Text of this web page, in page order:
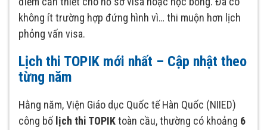
không ít trường hợp đứng hình vì… thi muộn hơn lịch
phỏng vấn visa.
Lịch thi TOPIK mới nhất – Cập nhật theo
từng năm
Hằng năm, Viện Giáo dục Quốc tế Hàn Quốc (NIIED)
công bố lịch thi TOPIKtoàn cầu, thường có khoảng 6